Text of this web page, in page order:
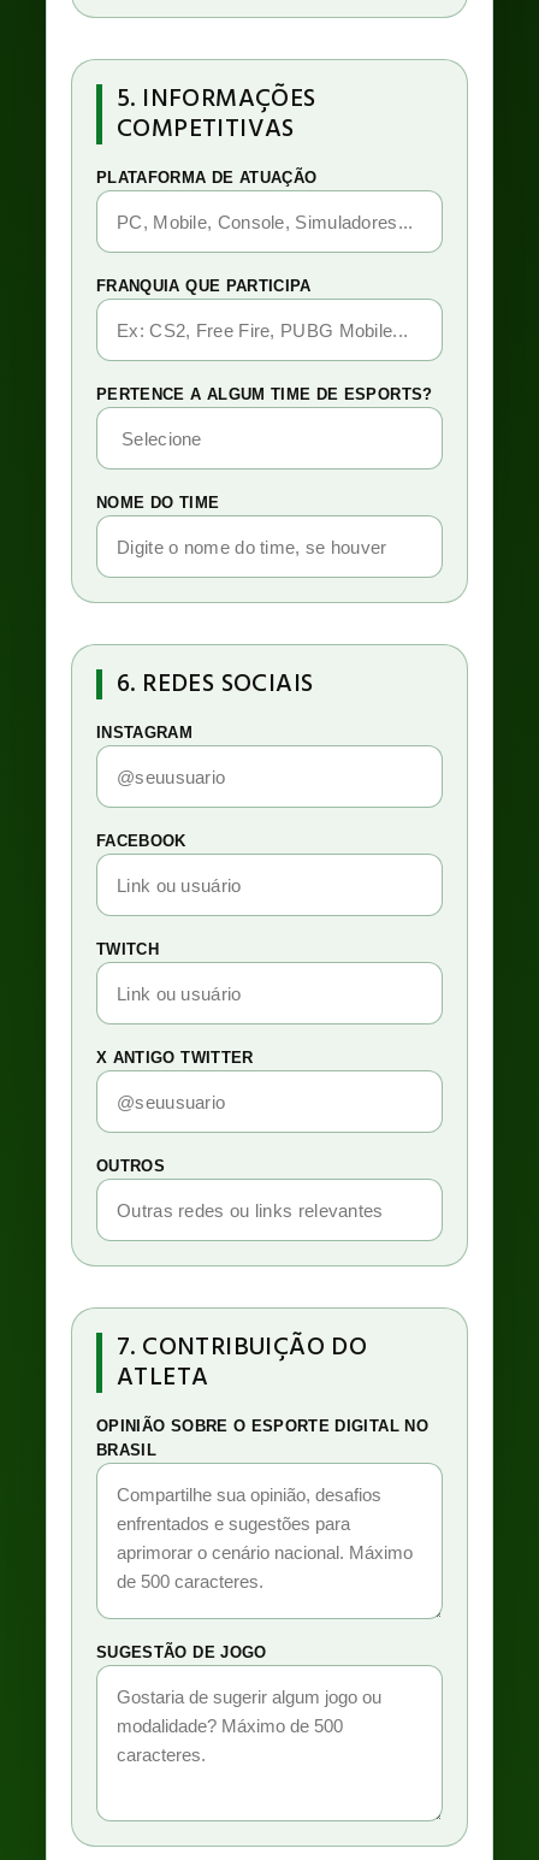
5. INFORMAÇÕES
COMPETITIVAS
PLATAFORMA DE ATUAÇÃO
FRANQUIA QUE PARTICIPA
PERTENCE A ALGUM TIME DE ESPORTS?
NOME DO TIME
6. REDES SOCIAIS
INSTAGRAM
FACEBOOK
TWITCH
X ANTIGO TWITTER
OUTROS
7. CONTRIBUIÇÃO DO
ATLETA
OPINIÃO SOBRE O ESPORTE DIGITAL NO
BRASIL
SUGESTÃO DE JOGO